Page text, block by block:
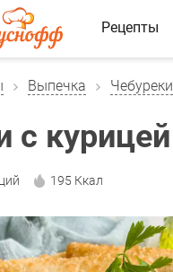
Рецепты
Выпечка Чебуреки
с курицей
195 Ккал